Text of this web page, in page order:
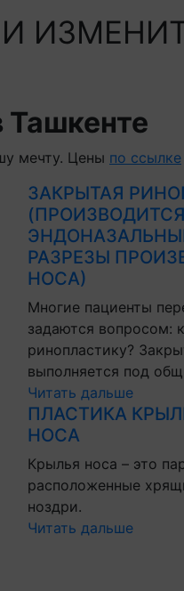
Ташкенте
мечту. Цены по ссылке
ЗАКРЫТАЯ
РАЗРЕЗЫ
НОСА)
Многие пациенты
задаются вопросом:
ринопластику?
выполняется под
Читать дальше
ПЛАСТИКА
НОСА
Крылья носа – это
расположенные
ноздри.
Читать дальше